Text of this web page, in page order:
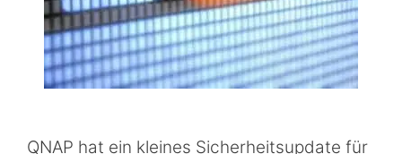
QNAP hat ein kleines Sicherheitsupdate für